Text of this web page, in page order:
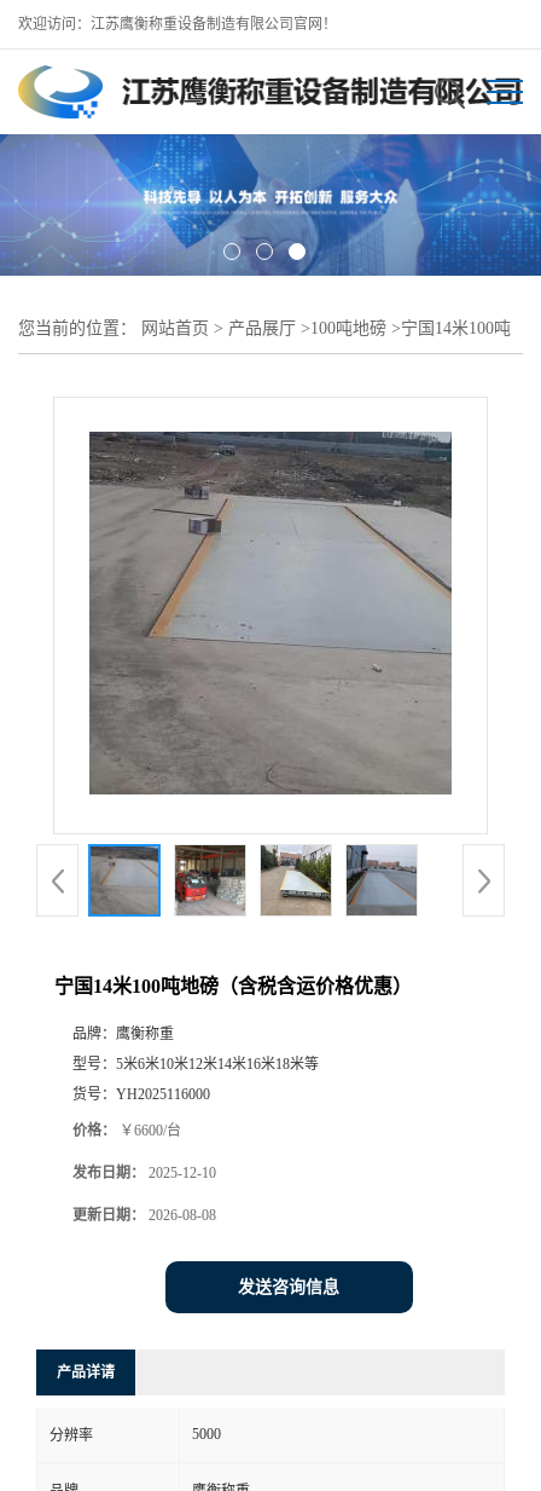
欢迎访问：江苏鹰衡称重设备制造有限公司官网！
您当前的位置： 网站首页 > 产品展厅 >100吨地磅 >宁国14米100吨
宁国14米100吨地磅（含税含运价格优惠）
品牌： 鹰衡称重
型号： 5米6米10米12米14米16米18米等
货号： YH2025116000
价格： ￥6600/台
发布日期： 2025-12-10
更新日期： 2026-08-08
发送咨询信息
产品详请
分辨率 5000